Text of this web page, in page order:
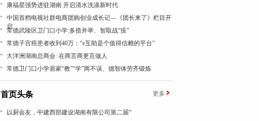
康福星强势进驻湖南 开启清水洗涤新时代
中国首档电视社群电商团购创业成长记—《团长来了》栏目开
启
常德武陵区卫门口小学:多措并举、智取战“疫”
常德子宫癌患者收到40万：“e互助是个值得信赖的平台”
大洋洲湖南总商会: 在商言商更言做人
常德卫门口小学居家“教”“学”两不误、德智体劳齐锻炼
首页头条 更多
以厨会友，中建西部建设湖南有限公司第二届“